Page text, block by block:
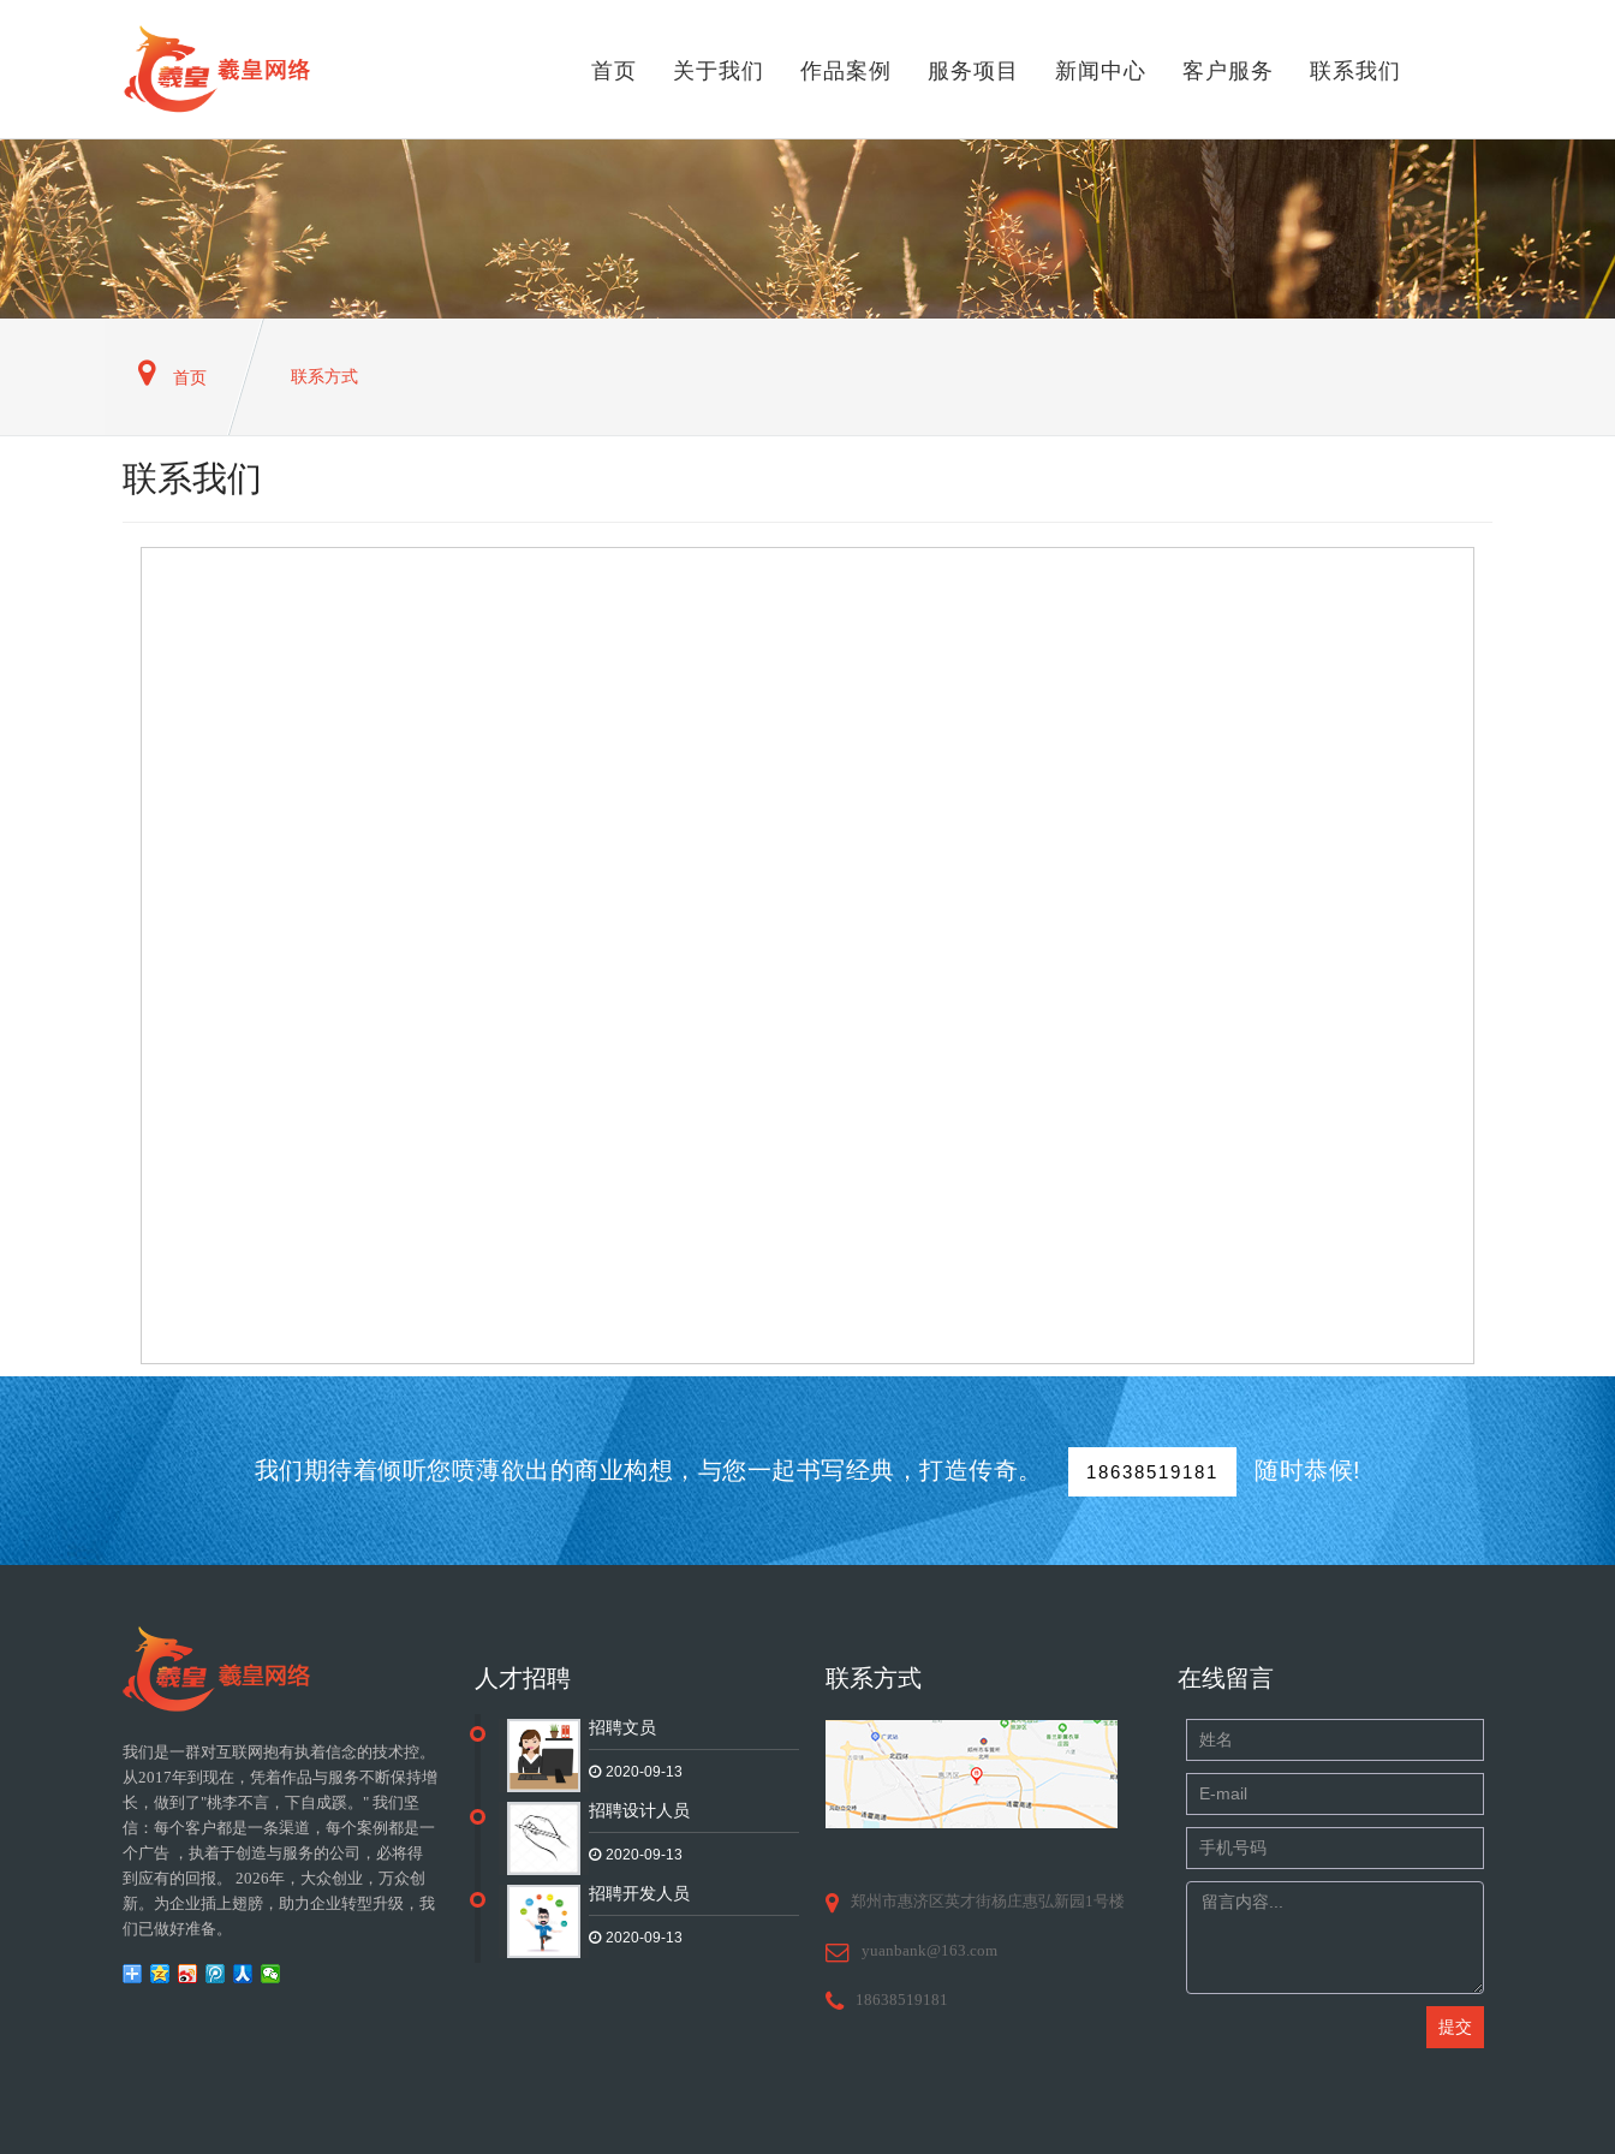
首页 关于我们 作品案例 服务项目 新闻中心 客户服务 联系我们
首页 联系方式
联系我们
我们期待着倾听您喷薄欲出的商业构想，与您一起书写经典，打造传奇。 18638519181 随时恭候!
我们是一群对互联网抱有执着信念的技术控。
从2017年到现在，凭着作品与服务不断保持增
长，做到了"桃李不言，下自成蹊。" 我们坚
信：每个客户都是一条渠道，每个案例都是一
个广告 ，执着于创造与服务的公司，必将得
到应有的回报。 2026年，大众创业，万众创
新。为企业插上翅膀，助力企业转型升级，我
们已做好准备。
人才招聘
招聘文员
2020-09-13
招聘设计人员
2020-09-13
招聘开发人员
2020-09-13
联系方式
郑州市惠济区英才街杨庄惠弘新园1号楼
yuanbank@163.com
18638519181
在线留言